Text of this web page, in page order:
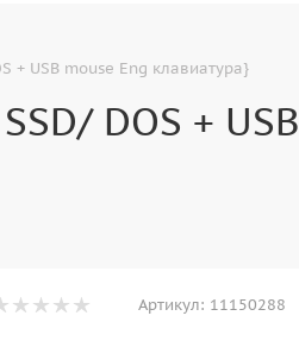
+ USB mouse Eng клавиатура}
DOS + USB
Артикул: 11150288